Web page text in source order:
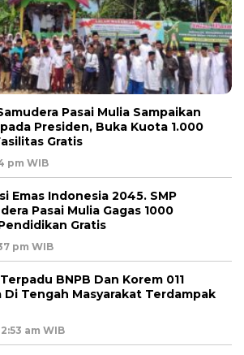
Pasai Mulia Sampaikan
Presiden, Buka Kuota 1.000
Gratis
pm WIB
Emas Indonesia 2045. SMP
Pasai Mulia Gagas 1000
Gratis
pm WIB
BNPB Dan Korem 011
Di Tengah Masyarakat Terdampak
am WIB